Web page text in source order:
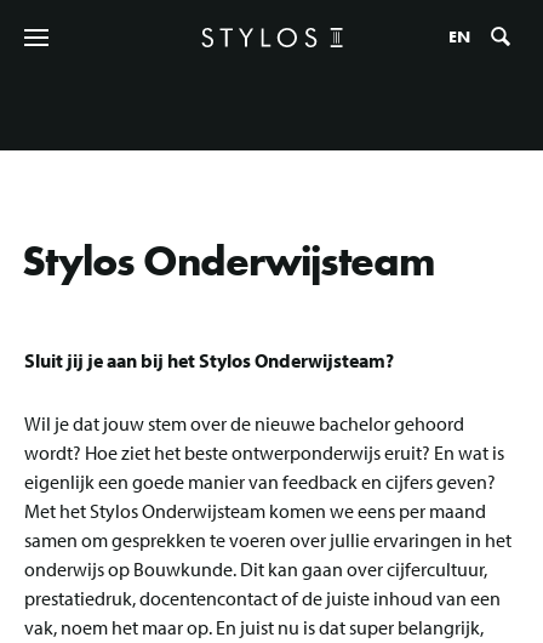
EN
Stylos Onderwijsteam
Sluit jij je aan bij het Stylos Onderwijsteam?
Wil je dat jouw stem over de nieuwe bachelor gehoord
wordt? Hoe ziet het beste ontwerponderwijs eruit? En wat is
eigenlijk een goede manier van feedback en cijfers geven?
Met het Stylos Onderwijsteam komen we eens per maand
samen om gesprekken te voeren over jullie ervaringen in het
onderwijs op Bouwkunde. Dit kan gaan over cijfercultuur,
prestatiedruk, docentencontact of de juiste inhoud van een
vak, noem het maar op. En juist nu is dat super belangrijk,